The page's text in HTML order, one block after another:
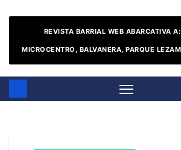
REVISTA BARRIAL WEB ABARCATIVA
MICROCENTRO, BALVANERA, PARQUE